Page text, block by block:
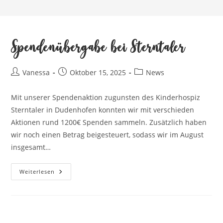
Spendenübergabe bei Sterntaler
Beitrags-
Vanessa
BeitragOktober 15, 2025
Beitrags-
News
Mit unserer Spendenaktion zugunsten des Kinderhospiz
Sterntaler in Dudenhofen konnten wir mit verschieden
Aktionen rund 1200€ Spenden sammeln. Zusätzlich haben
wir noch einen Betrag beigesteuert, sodass wir im August
insgesamt…
Weiterlesen Spendenübergabe
Bei